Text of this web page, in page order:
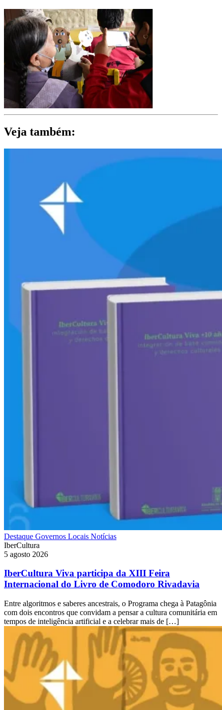
Veja também:
Destaque Governos Locais Notícias
IberCultura
5 agosto 2026
IberCultura Viva participa da XIII Feira
Internacional do Livro de Comodoro Rivadavia
Entre algoritmos e saberes ancestrais, o Programa chega à Patagônia
com dois encontros que convidam a pensar a cultura comunitária em
tempos de inteligência artificial e a celebrar mais de […]